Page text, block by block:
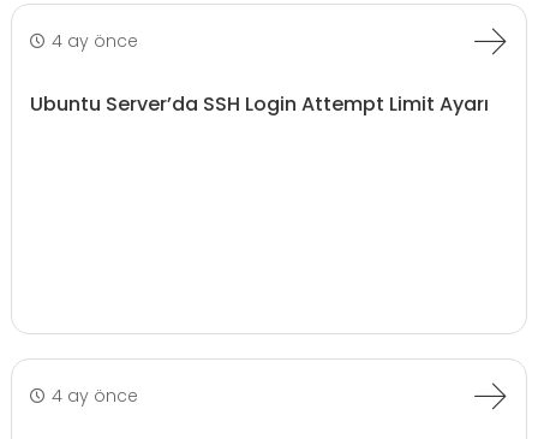
4 ay önce
Ubuntu Server’da SSH Login Attempt Limit Ayarı
4 ay önce